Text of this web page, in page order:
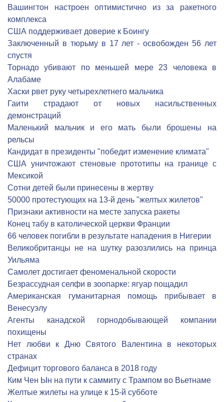
Вашингтон настроен оптимистично из за ракетного
комплекса
США поддерживает доверие к Боингу
Заключенный в тюрьму в 17 лет - освобожден 56 лет
спустя
Торнадо убивают по меньшей мере 23 человека в
Алабаме
Хаски рвет руку четырехлетнего мальчика
Гаити страдают от новых насильственных
демонстраций
Маленький мальчик и его мать были брошены на
рельсы
Кандидат в президенты "победит изменение климата"
США уничтожают стеновые прототипы на границе с
Мексикой
Сотни детей были принесены в жертву
50000 протестующих на 13-й день "желтых жилетов"
Признаки активности на месте запуска ракеты
Конец табу в католической церкви Франции
66 человек погибли в результате нападения в Нигерии
Великобританцы не на шутку разозлились на принца
Уильяма
Cамолет достигает феноменальной скорости
Безрассудная селфи в зоопарке: ягуар пощадил
Американская гуманитарная помощь прибывает в
Венесуэлу
Агенты канадской горнодобывающей компании
похищены
Нет любви к Дню Святого Валентина в некоторых
странах
Дефицит торгового баланса в 2018 году
Ким Чен Ын на пути к саммиту с Трампом во Вьетнаме
Желтые жилеты на улице к 15-й субботе